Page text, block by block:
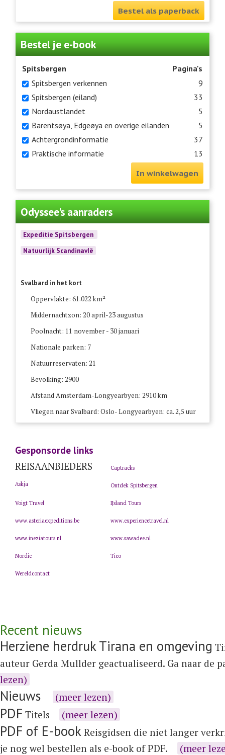
Bestel als paperback
Bestel je e-book
Spitsbergen
Pagina's
Spitsbergen verkennen
9
Spitsbergen (eiland)
33
Nordaustlandet
5
Barentsøya, Edgeøya en overige eilanden
5
Achtergrondinformatie
37
Praktische informatie
13
In winkelwagen
Odyssee's aanraders
Expeditie Spitsbergen
Natuurlijk ScandinavIë
Svalbard in het kort
Oppervlakte: 61.022 km²
Middernachtzon: 20 april-23 augustus
Poolnacht: 11 november - 30 januari
Nationale parken: 7
Natuurreservaten: 21
Bevolking: 2900
Afstand Amsterdam-Longyearbyen: 2910 km
Vliegen naar Svalbard: Oslo- Longyearbyen: ca. 2,5 uur
REISAANBIEDERS
Askja
Captracks
Ontdek Spitsbergen
Voigt Travel IJsland Tours
www.asteriaexpeditions.be www.experiencetravel.nl
www.ineziatours.nl www.sawadee.nl
Nordic Tico
Wereldcontact
Recent nieuws
Herziene herdruk Tirana en omgeving
auteur Gerda Mullder geactualiseerd. Ga naar de
lezen)
Nieuws (meer lezen)
PDF Titels (meer lezen)
PDF of E-book Reisgidsen die niet langer
je nog wel bestellen als e-book of PDF.
(meer